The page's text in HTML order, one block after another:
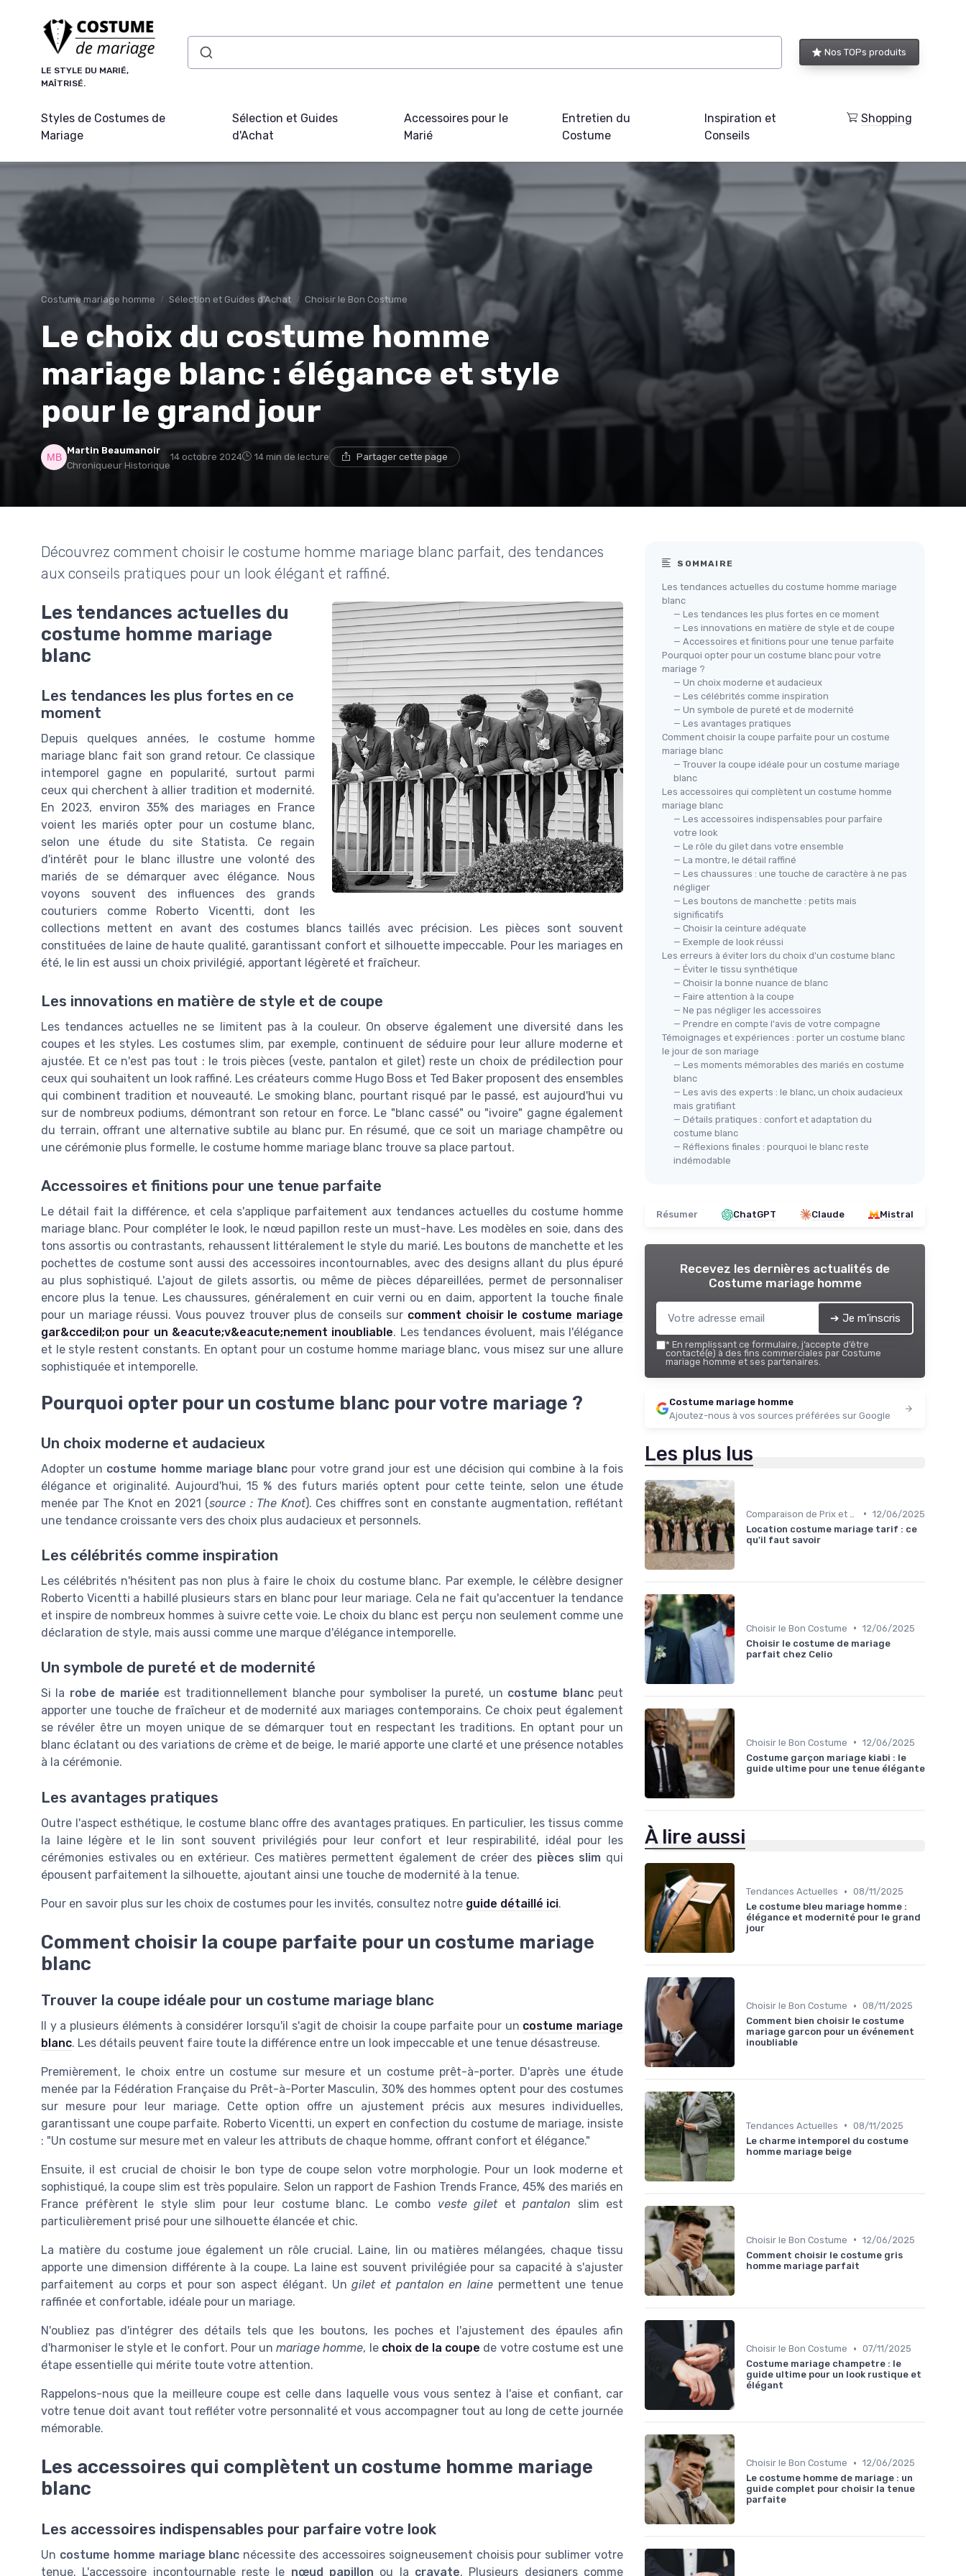
LE STYLE DU MARIÉ,
MAÎTRISÉ.
Nos TOPs produits
Styles de Costumes de
Mariage
Sélection et Guides
d'Achat
Accessoires pour le
Marié
Entretien du
Costume
Inspiration et
Conseils
Shopping
Costume mariage homme Sélection et Guides d'Achat Choisir le Bon Costume
Le choix du costume homme
mariage blanc : élégance et style
pour le grand jour
Martin Beaumanoir
Chroniqueur Historique
14 octobre 2024 14 min de lecture Partager cette page
Découvrez comment choisir le costume homme mariage blanc parfait, des tendances
aux conseils pratiques pour un look élégant et raffiné.
Les tendances actuelles du
costume homme mariage
blanc
Les tendances les plus fortes en ce
moment
Depuis quelques années, le costume homme
mariage blanc fait son grand retour. Ce classique
intemporel gagne en popularité, surtout parmi
ceux qui cherchent à allier tradition et modernité.
En 2023, environ 35% des mariages en France
voient les mariés opter pour un costume blanc,
selon une étude du site Statista. Ce regain
d'intérêt pour le blanc illustre une volonté des
mariés de se démarquer avec élégance. Nous
voyons souvent des influences des grands
couturiers comme Roberto Vicentti, dont les
collections mettent en avant des costumes blancs taillés avec précision. Les pièces sont souvent
constituées de laine de haute qualité, garantissant confort et silhouette impeccable. Pour les mariages en
été, le lin est aussi un choix privilégié, apportant légèreté et fraîcheur.
Les innovations en matière de style et de coupe
Les tendances actuelles ne se limitent pas à la couleur. On observe également une diversité dans les
coupes et les styles. Les costumes slim, par exemple, continuent de séduire pour leur allure moderne et
ajustée. Et ce n'est pas tout : le trois pièces (veste, pantalon et gilet) reste un choix de prédilection pour
ceux qui souhaitent un look raffiné. Les créateurs comme Hugo Boss et Ted Baker proposent des ensembles
qui combinent tradition et nouveauté. Le smoking blanc, pourtant risqué par le passé, est aujourd'hui vu
sur de nombreux podiums, démontrant son retour en force. Le "blanc cassé" ou "ivoire" gagne également
du terrain, offrant une alternative subtile au blanc pur. En résumé, que ce soit un mariage champêtre ou
une cérémonie plus formelle, le costume homme mariage blanc trouve sa place partout.
Accessoires et finitions pour une tenue parfaite
Le détail fait la différence, et cela s'applique parfaitement aux tendances actuelles du costume homme
mariage blanc. Pour compléter le look, le nœud papillon reste un must-have. Les modèles en soie, dans des
tons assortis ou contrastants, rehaussent littéralement le style du marié. Les boutons de manchette et les
pochettes de costume sont aussi des accessoires incontournables, avec des designs allant du plus épuré
au plus sophistiqué. L'ajout de gilets assortis, ou même de pièces dépareillées, permet de personnaliser
encore plus la tenue. Les chaussures, généralement en cuir verni ou en daim, apportent la touche finale
pour un mariage réussi. Vous pouvez trouver plus de conseils sur comment choisir le costume mariage
gar&ccedil;on pour un &eacute;v&eacute;nement inoubliable. Les tendances évoluent, mais l'élégance
et le style restent constants. En optant pour un costume homme mariage blanc, vous misez sur une allure
sophistiquée et intemporelle.
Pourquoi opter pour un costume blanc pour votre mariage ?
Un choix moderne et audacieux
Adopter un costume homme mariage blanc pour votre grand jour est une décision qui combine à la fois
élégance et originalité. Aujourd'hui, 15 % des futurs mariés optent pour cette teinte, selon une étude
menée par The Knot en 2021 (source : The Knot). Ces chiffres sont en constante augmentation, reflétant
une tendance croissante vers des choix plus audacieux et personnels.
Les célébrités comme inspiration
Les célébrités n'hésitent pas non plus à faire le choix du costume blanc. Par exemple, le célèbre designer
Roberto Vicentti a habillé plusieurs stars en blanc pour leur mariage. Cela ne fait qu'accentuer la tendance
et inspire de nombreux hommes à suivre cette voie. Le choix du blanc est perçu non seulement comme une
déclaration de style, mais aussi comme une marque d'élégance intemporelle.
Un symbole de pureté et de modernité
Si la robe de mariée est traditionnellement blanche pour symboliser la pureté, un costume blancpeut
apporter une touche de fraîcheur et de modernité aux mariages contemporains. Ce choix peut également
se révéler être un moyen unique de se démarquer tout en respectant les traditions. En optant pour un
blanc éclatant ou des variations de crème et de beige, le marié apporte une clarté et une présence notables
à la cérémonie.
Les avantages pratiques
Outre l'aspect esthétique, le costume blanc offre des avantages pratiques. En particulier, les tissus comme
la laine légère et le lin sont souvent privilégiés pour leur confort et leur respirabilité, idéal pour les
cérémonies estivales ou en extérieur. Ces matières permettent également de créer des pièces slim qui
épousent parfaitement la silhouette, ajoutant ainsi une touche de modernité à la tenue.
Pour en savoir plus sur les choix de costumes pour les invités, consultez notre guide détaillé ici.
Comment choisir la coupe parfaite pour un costume mariage
blanc
Trouver la coupe idéale pour un costume mariage blanc
Il y a plusieurs éléments à considérer lorsqu'il s'agit de choisir la coupe parfaite pour un costume mariage
blanc. Les détails peuvent faire toute la différence entre un look impeccable et une tenue désastreuse.
Premièrement, le choix entre un costume sur mesure et un costume prêt-à-porter. D'après une étude
menée par la Fédération Française du Prêt-à-Porter Masculin, 30% des hommes optent pour des costumes
sur mesure pour leur mariage. Cette option offre un ajustement précis aux mesures individuelles,
garantissant une coupe parfaite. Roberto Vicentti, un expert en confection du costume de mariage, insiste
: "Un costume sur mesure met en valeur les attributs de chaque homme, offrant confort et élégance."
Ensuite, il est crucial de choisir le bon type de coupe selon votre morphologie. Pour un look moderne et
sophistiqué, la coupe slim est très populaire. Selon un rapport de Fashion Trends France, 45% des mariés en
France préfèrent le style slim pour leur costume blanc. Le combo veste giletet pantalon slim est
particulièrement prisé pour une silhouette élancée et chic.
La matière du costume joue également un rôle crucial. Laine, lin ou matières mélangées, chaque tissu
apporte une dimension différente à la coupe. La laine est souvent privilégiée pour sa capacité à s'ajuster
parfaitement au corps et pour son aspect élégant. Ungilet et pantalon en lainepermettent une tenue
raffinée et confortable, idéale pour un mariage.
N'oubliez pas d'intégrer des détails tels que les boutons, les poches et l'ajustement des épaules afin
d'harmoniser le style et le confort. Pour unmariage homme, le choix de la coupe de votre costume est une
étape essentielle qui mérite toute votre attention.
Rappelons-nous que la meilleure coupe est celle dans laquelle vous vous sentez à l'aise et confiant, car
votre tenue doit avant tout refléter votre personnalité et vous accompagner tout au long de cette journée
mémorable.
Les accessoires qui complètent un costume homme mariage
blanc
Les accessoires indispensables pour parfaire votre look
Un costume homme mariage blanc nécessite des accessoires soigneusement choisis pour sublimer votre
tenue. L'accessoire incontournable reste le nœud papillon ou la cravate. Plusieurs designers comme
SOMMAIRE
Les tendances actuelles du costume homme mariage
blanc
— Les tendances les plus fortes en ce moment
— Les innovations en matière de style et de coupe
— Accessoires et finitions pour une tenue parfaite
Pourquoi opter pour un costume blanc pour votre
mariage ?
— Un choix moderne et audacieux
— Les célébrités comme inspiration
— Un symbole de pureté et de modernité
— Les avantages pratiques
Comment choisir la coupe parfaite pour un costume
mariage blanc
— Trouver la coupe idéale pour un costume mariage
blanc
Les accessoires qui complètent un costume homme
mariage blanc
— Les accessoires indispensables pour parfaire
votre look
— Le rôle du gilet dans votre ensemble
— La montre, le détail raffiné
— Les chaussures : une touche de caractère à ne pas
négliger
— Les boutons de manchette : petits mais
significatifs
— Choisir la ceinture adéquate
— Exemple de look réussi
Les erreurs à éviter lors du choix d'un costume blanc
— Éviter le tissu synthétique
— Choisir la bonne nuance de blanc
— Faire attention à la coupe
— Ne pas négliger les accessoires
— Prendre en compte l'avis de votre compagne
Témoignages et expériences : porter un costume blanc
le jour de son mariage
— Les moments mémorables des mariés en costume
blanc
— Les avis des experts : le blanc, un choix audacieux
mais gratifiant
— Détails pratiques : confort et adaptation du
costume blanc
— Réflexions finales : pourquoi le blanc reste
indémodable
Résumer ChatGPT Claude Mistral
Recevez les dernières actualités de
Costume mariage homme
➔ Je m'inscris
* En remplissant ce formulaire, j’accepte d’être
contacté(e) à des fins commerciales par Costume
mariage homme et ses partenaires.
Costume mariage homme
Ajoutez-nous à vos sources préférées sur Google
Les plus lus
• 12/06/2025
Location costume mariage tarif : ce
qu'il faut savoir
Choisir le Bon Costume • 12/06/2025
Choisir le costume de mariage
parfait chez Celio
Choisir le Bon Costume • 12/06/2025
Costume garçon mariage kiabi : le
guide ultime pour une tenue élégante
À lire aussi
Tendances Actuelles • 08/11/2025
Le costume bleu mariage homme :
élégance et modernité pour le grand
jour
Choisir le Bon Costume • 08/11/2025
Comment bien choisir le costume
mariage garcon pour un événement
inoubliable
Tendances Actuelles • 08/11/2025
Le charme intemporel du costume
homme mariage beige
Choisir le Bon Costume • 12/06/2025
Comment choisir le costume gris
homme mariage parfait
Choisir le Bon Costume • 07/11/2025
Costume mariage champetre : le
guide ultime pour un look rustique et
élégant
Choisir le Bon Costume • 12/06/2025
Le costume homme de mariage : un
guide complet pour choisir la tenue
parfaite